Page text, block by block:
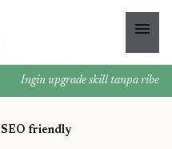
menu
Ingin upgrade skill tanpa ribet?
SEO friendly